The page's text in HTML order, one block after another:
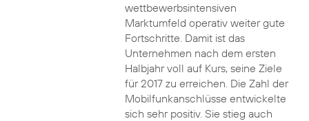
wettbewerbsintensiven
Marktumfeld operativ weiter gute
Fortschritte. Damit ist das
Unternehmen nach dem ersten
Halbjahr voll auf Kurs, seine Ziele
für 2017 zu erreichen. Die Zahl der
Mobilfunkanschlüsse entwickelte
sich sehr positiv. Sie stieg auch